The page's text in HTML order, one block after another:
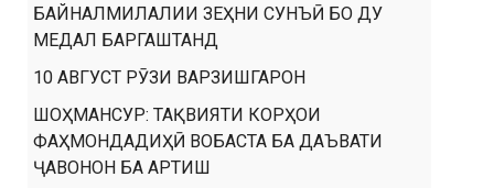
БАЙНАЛМИЛАЛИИ ЗЕҲНИ СУНЪӢ БО ДУ
МЕДАЛ БАРГАШТАНД
10 АВГУСТ РӮЗИ ВАРЗИШГАРОН
ШОҲМАНСУР: ТАҚВИЯТИ КОРҲОИ
ФАҲМОНДАДИҲӢ ВОБАСТА БА ДАЪВАТИ
ҶАВОНОН БА АРТИШ